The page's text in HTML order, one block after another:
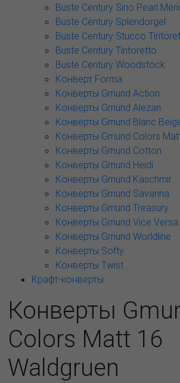
Buste Century Sirio Pearl
Buste Century Splendorgel
Buste Century Stucco
Buste Century Tintoretto
Buste Century Woodstock
Конверт Forma
Конверты Gmund Action
Конверты Gmund Alezan
Конверты Gmund Blanc
Конверты Gmund Colors
Конверты Gmund Cotton
Конверты Gmund Heidi
Конверты Gmund Kaschmir
Конверты Gmund Savanna
Конверты Gmund Treasury
Конверты Gmund Vice Versa
Конверты Gmund Worldline
Конверты Softy
Конверты Twist
Крафт-конверты
Конверты
Colors Matt 16
Waldgruen